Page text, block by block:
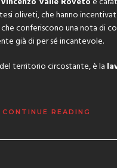
oliveti, che hanno
conferiscono una nota di
già di per sé incantevole.
territorio circostante, è la
CONTINUE READING